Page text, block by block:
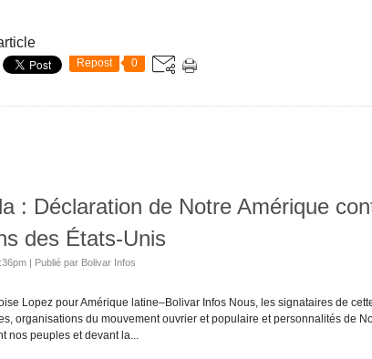
Repost 0
: Déclaration de Notre Amérique
des États-Unis
| Publié par Bolivar Infos
Lopez pour Amérique latine–Bolivar Infos Nous, les signataires de
organisations du mouvement ouvrier et populaire et personnalités de
nos peuples et devant la...